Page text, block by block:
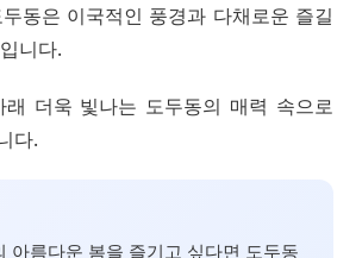
동은 이국적인 풍경과 다채로운 즐길
니다.
래 더욱 빛나는 도두동의 매력 속으로
다.
아름다운 봄을 즐기고 싶다면 도두동